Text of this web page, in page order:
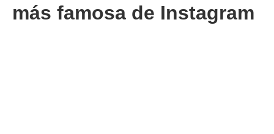
más famosa de Instagram